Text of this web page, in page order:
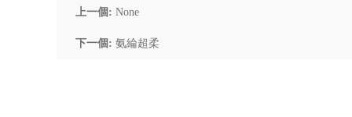
上一個: None
下一個: 氨綸超柔